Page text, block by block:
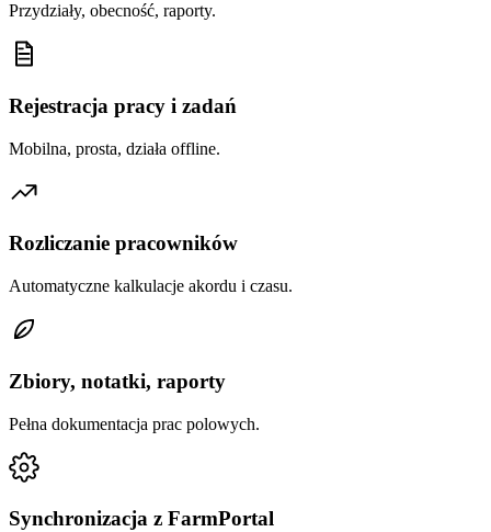
Przydziały, obecność, raporty.
Rejestracja pracy i zadań
Mobilna, prosta, działa offline.
Rozliczanie pracowników
Automatyczne kalkulacje akordu i czasu.
Zbiory, notatki, raporty
Pełna dokumentacja prac polowych.
Synchronizacja z FarmPortal